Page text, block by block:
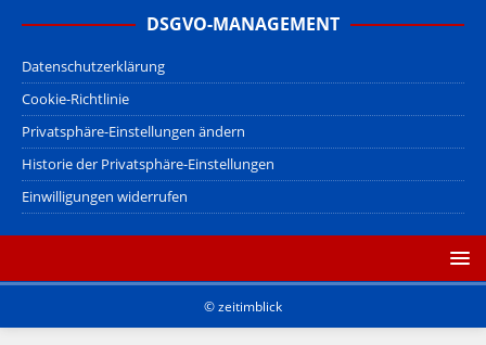
DSGVO-MANAGEMENT
Datenschutzerklärung
Cookie-Richtlinie
Privatsphäre-Einstellungen ändern
Historie der Privatsphäre-Einstellungen
Einwilligungen widerrufen
© zeitimblick